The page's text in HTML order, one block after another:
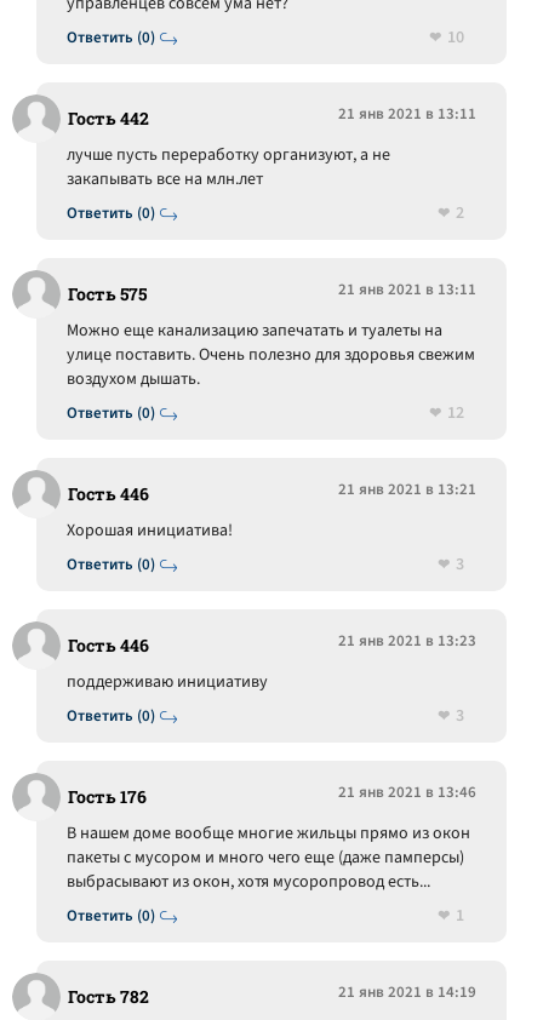
Ответить (0)
10
Гость 442 21 янв 2021 в 13:11
Ответить (0)
лучше пусть переработку организуют, а не
закапывать все на млн.лет
2
Гость 575 21 янв 2021 в 13:11
Ответить (0)
Можно еще канализацию запечатать и туалеты на
улице поставить. Очень полезно для здоровья свежим
воздухом дышать.
12
Гость 446 21 янв 2021 в 13:21
Ответить (0)
Хорошая инициатива!
3
Гость 446 21 янв 2021 в 13:23
Ответить (0)
поддерживаю инициативу
3
Гость 176 21 янв 2021 в 13:46
Ответить (0)
В нашем доме вообще многие жильцы прямо из окон
пакеты с мусором и много чего еще (даже памперсы)
выбрасывают из окон, хотя мусоропровод есть...
1
Гость 782 21 янв 2021 в 14:19